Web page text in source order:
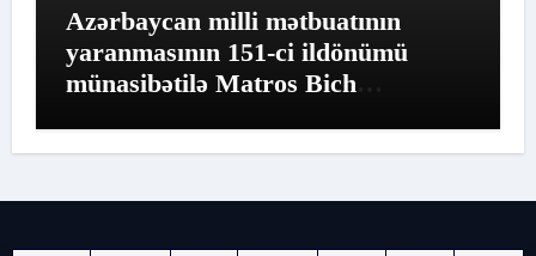
Azərbaycan milli mətbuatının
yaranmasının 151-ci ildönümü
münasibətilə Matros Bich
keçirildi